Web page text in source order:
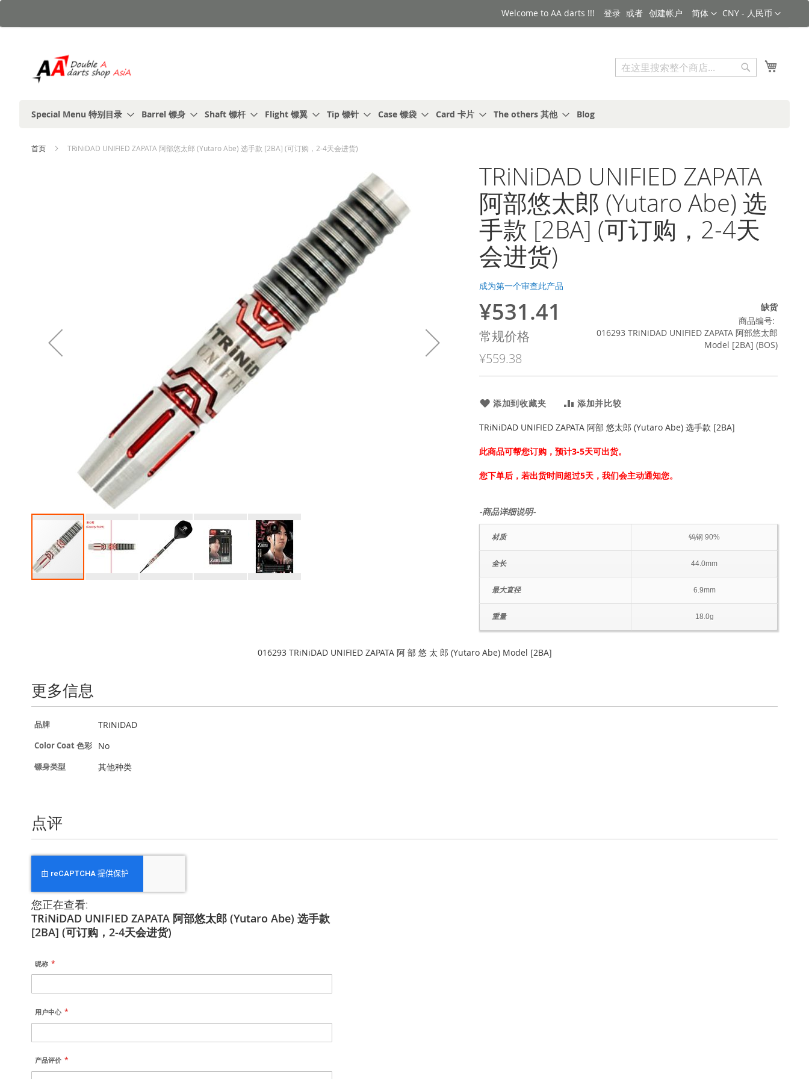
到
货币
CNY - 人民币
语言
简体
Welcome to AA darts !!! 登录 创建帐户
搜索
Special Menu 特别目录
Barrel 镖身 Shaft 镖杆 Flight 镖翼 Tip 镖针 Case 镖袋 Card 卡片 The others 其他 Blog
首页 TRiNiDAD UNIFIED ZAPATA 阿部悠太郎 (Yutaro Abe) 选手款 [2BA] (可订购，2-4天会进货)
TRiNiDAD UNIFIED ZAPATA
阿部悠太郎 (Yutaro Abe) 选
手款 [2BA] (可订购，2-4天
会进货)
成为第一个审查此产品
特
殊
价
格
¥531.41
常规价格
¥559.38
缺货
商品编号
016293 TRiNiDAD UNIFIED ZAPATA 阿部悠太郎
Model [2BA] (BOS)
添加到收藏夹 添加并比较
TRiNiDAD UNIFIED ZAPATA 阿部 悠太郎 (Yutaro Abe) 选手款 [2BA]
此商品可帮您订购，预计3-5天可出货。
您下单后，若出货时间超过5天，我们会主动通知您。
-商品详细说明-
材质 钨钢 90%
全长 44.0mm
最大直径 6.9mm
重量 18.0g
头
016293 TRiNiDAD UNIFIED ZAPATA 阿 部 悠 太 郎 (Yutaro Abe) Model [2BA]
更多信息
更
信
品牌 TRiNiDAD
Color Coat 色彩 No
镖身类型 其他种类
点评
您正在查看:
TRiNiDAD UNIFIED ZAPATA 阿部悠太郎 (Yutaro Abe) 选手款
[2BA] (可订购，2-4天会进货)
昵称
用户中心
产品评价